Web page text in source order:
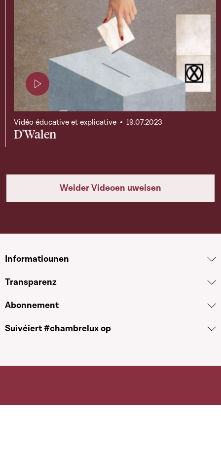
Page contenant une vidéo
D'Walen
Vidéo éducative et explicative 19.07.2023
Weider Videoen uweisen
Informatiounen
Transparenz
Abonnement
Suivéiert #chambrelux op